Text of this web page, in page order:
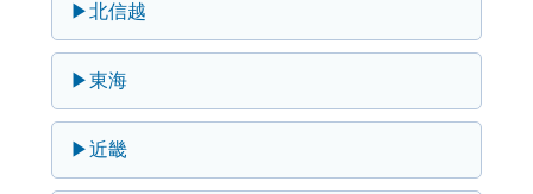
▶北信越
▶東海
▶近畿